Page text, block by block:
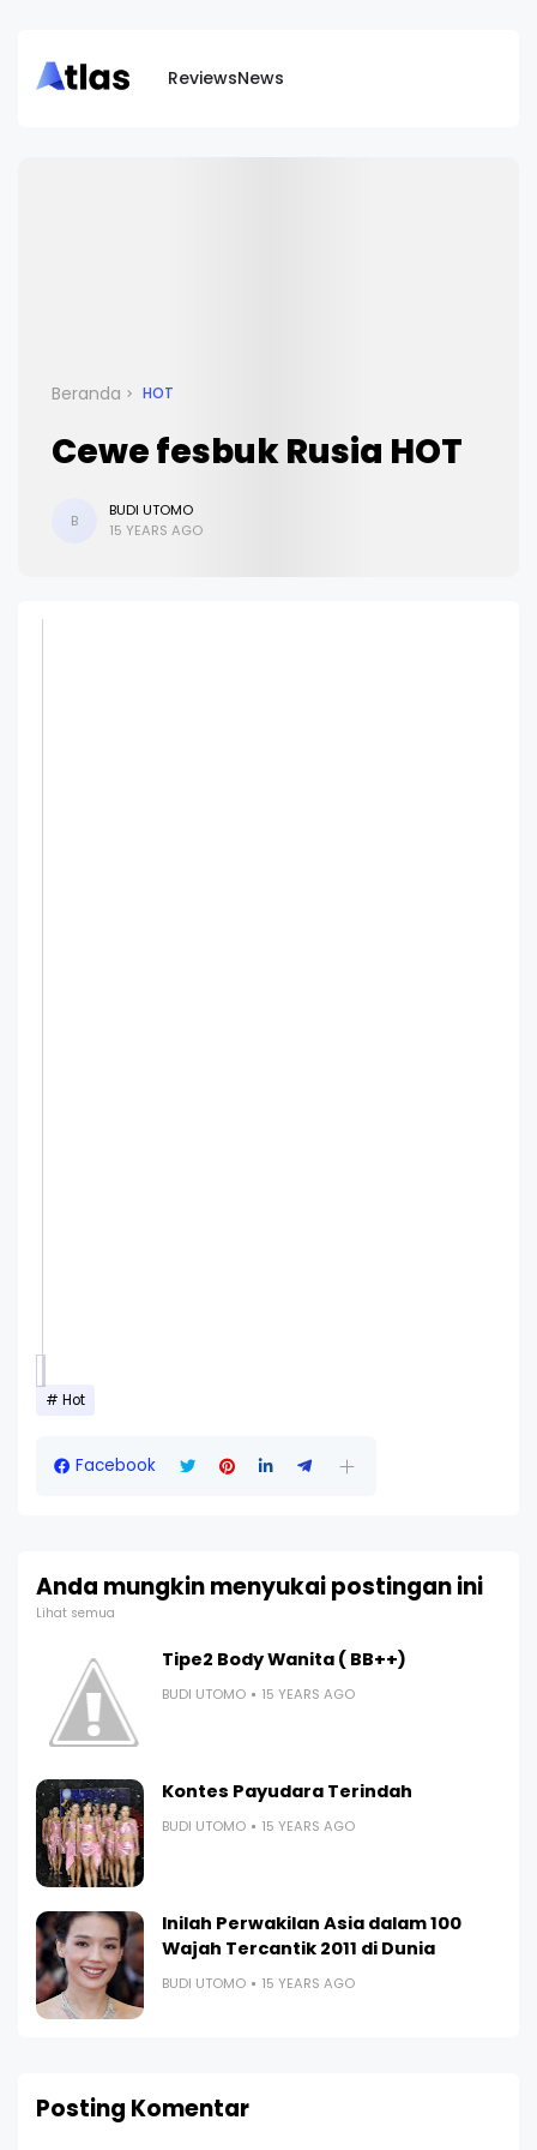
ReviewsNews
Beranda HOT
Cewe fesbuk Rusia HOT
B
BUDI UTOMO
15 YEARS AGO
Hot
Facebook
Anda mungkin menyukai postingan ini
Lihat semua
Tipe2 Body Wanita ( BB++)
BUDI UTOMO 15 YEARS AGO
Kontes Payudara Terindah
BUDI UTOMO 15 YEARS AGO
Inilah Perwakilan Asia dalam 100
Wajah Tercantik 2011 di Dunia
BUDI UTOMO 15 YEARS AGO
Posting Komentar